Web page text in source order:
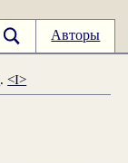
Авторы
.<I>